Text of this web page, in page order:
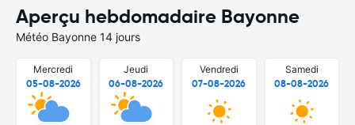
Aperçu hebdomadaire Bayonne
Météo Bayonne 14 jours
Mercredi
05-08-2026
Jeudi
06-08-2026
Vendredi
07-08-2026
Samedi
08-08-2026